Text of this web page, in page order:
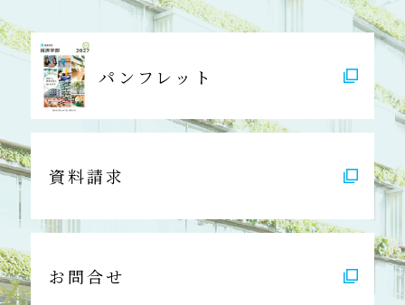
パンフレット
資料請求
お問合せ